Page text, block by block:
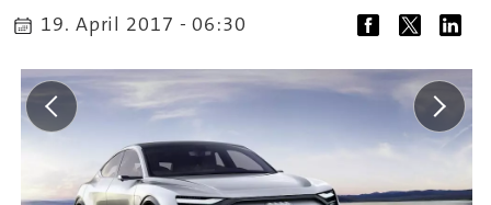
19. April 2017 - 06:30